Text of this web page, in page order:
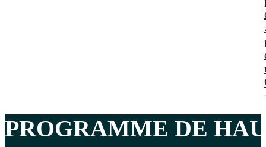
PROGRAMME DE